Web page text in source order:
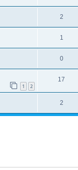
2
1
0
1 2
17
2